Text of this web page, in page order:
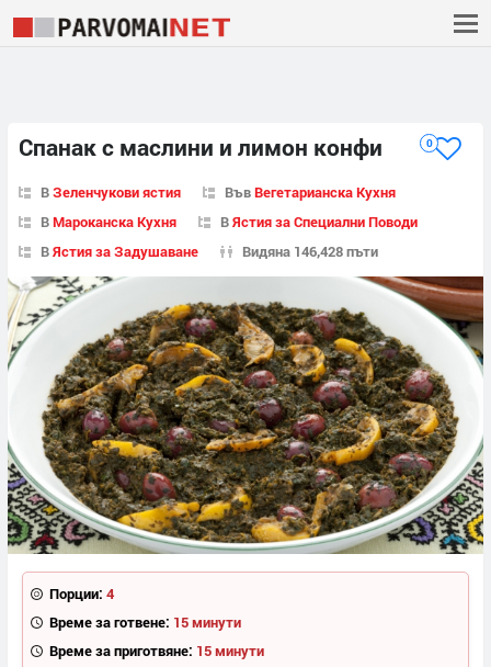
Спанак с маслини и лимон конфи 0
ВЗеленчукови ястия ВъвВегетарианска Кухня
ВМароканска Кухня ВЯстия за Специални Поводи
ВЯстия за Задушаване Видяна 146,428 пъти
Порции: 4
Време за готвене: 15 минути
Време за приготвяне: 15 минути